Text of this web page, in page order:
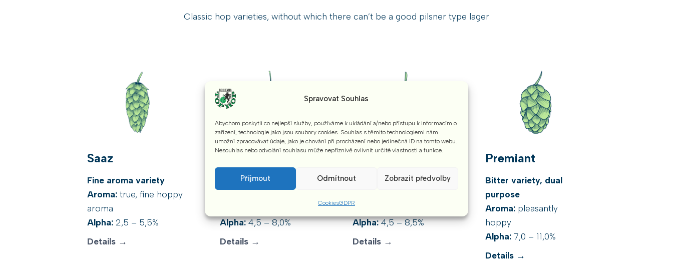
Spravovat Souhlas
Abychom poskytli co nejlepší služby, používáme k ukládání a/nebo přístupu k informacím o
zařízení, technologie jako jsou soubory cookies. Souhlas s těmito technologiemi nám
umožní zpracovávat údaje, jako je chování při procházení nebo jedinečná ID na tomto webu.
Nesouhlas nebo odvolání souhlasu může nepříznivě ovlivnit určité vlastnosti a funkce.
Příjmout Odmítnout Zobrazit předvolby
CookiesGDPR
Classic hop varieties, without which there can’t be a good pilsner type lager
Saaz
Fine aroma variety
Aroma: true, fine hoppy
aroma
Alpha: 2,5 – 5,5%
Details →
Aroma variety
Alpha:4,5 – 8,0%
Details →
Aroma variety
spicy
Alpha:4,5 – 8,5%
Details →
Premiant
Bitter variety, dual
purpose
Aroma: pleasantly
hoppy
Alpha: 7,0 – 11,0%
Details →